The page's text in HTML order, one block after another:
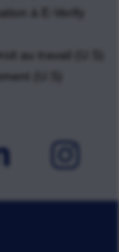
à E-Verify
au travail (U.S)
(U.S)